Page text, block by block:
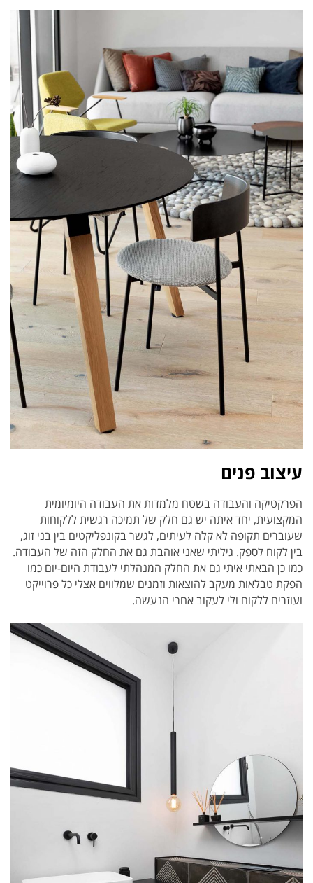
עיצוב פנים
הפרקטיקה והעבודה בשטח מלמדות את העבודה היומיומית
המקצועית, יחד איתה יש גם חלק של תמיכה רגשית ללקוחות
שעוברים תקופה לא קלה לעיתים, לגשר בקונפליקטים בין בני זוג,
בין לקוח לספק. גיליתי שאני אוהבת גם את החלק הזה של העבודה.
כמו כן הבאתי איתי גם את החלק המנהלתי לעבודת היום-יום כמו
הפקת טבלאות מעקב להוצאות וזמנים שמלווים אצלי כל פרוייקט
ועוזרים ללקוח ולי לעקוב אחרי הנעשה.